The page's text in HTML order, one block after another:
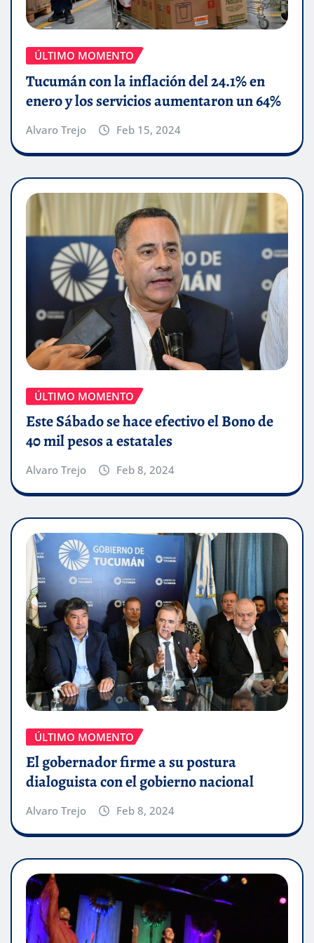
ÚLTIMO MOMENTO
Tucumán con la inflación del 24.1% en
enero y los servicios aumentaron un 64%
Alvaro Trejo Feb 15, 2024
ÚLTIMO MOMENTO
Este Sábado se hace efectivo el Bono de
40 mil pesos a estatales
Alvaro Trejo Feb 8, 2024
ÚLTIMO MOMENTO
El gobernador firme a su postura
dialoguista con el gobierno nacional
Alvaro Trejo Feb 8, 2024